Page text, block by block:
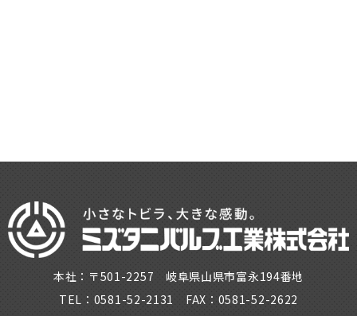
本社：〒501-2257 岐阜県山県市富永194番地
TEL：0581-52-2131 FAX：0581-52-2622